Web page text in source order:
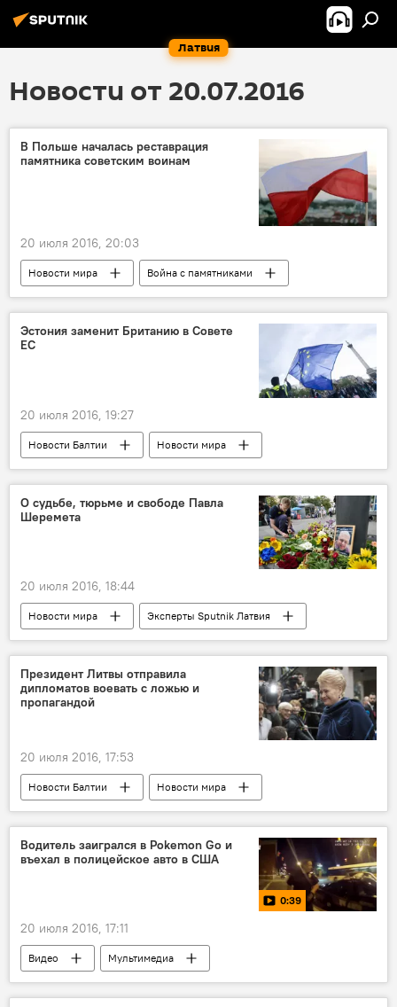
Латвия
Новости от 20.07.2016
В Польше началась реставрация
памятника советским воинам
20 июля 2016, 20:03
Новости мира Война с памятниками
Эстония заменит Британию в Совете
ЕС
20 июля 2016, 19:27
Новости Балтии Новости мира
О судьбе, тюрьме и свободе Павла
Шеремета
20 июля 2016, 18:44
Новости мира Эксперты Sputnik Латвия
Президент Литвы отправила
дипломатов воевать с ложью и
пропагандой
20 июля 2016, 17:53
Новости Балтии Новости мира
Водитель заигрался в Pokemon Go и
въехал в полицейское авто в США
0:39
20 июля 2016, 17:11
Видео
Мультимедиа
Ну, покемон, погоди!